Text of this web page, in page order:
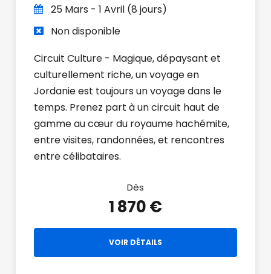
25 Mars - 1 Avril (8 jours)
Non disponible
Circuit Culture - Magique, dépaysant et
culturellement riche, un voyage en
Jordanie est toujours un voyage dans le
temps. Prenez part à un circuit haut de
gamme au cœur du royaume hachémite,
entre visites, randonnées, et rencontres
entre célibataires.
Dès
1 870 €
VOIR DÉTAILS